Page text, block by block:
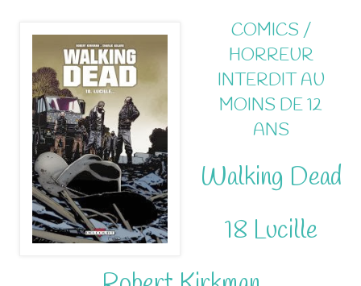
COMICS /
HORREUR
INTERDIT AU
MOINS DE 12
ANS
Walking Dead
18 Lucille